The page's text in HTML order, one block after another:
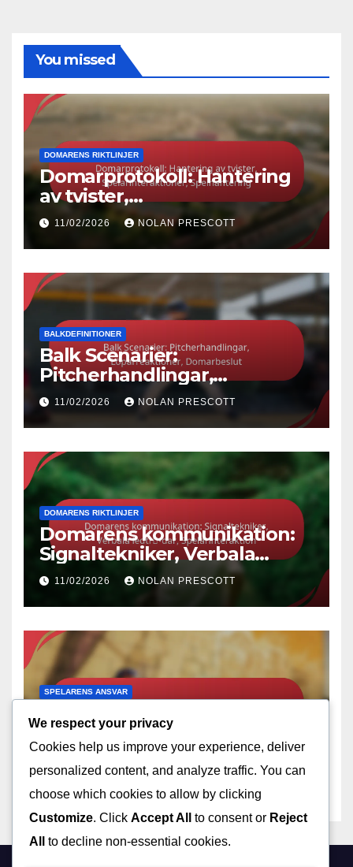
You missed
DOMARENS RIKTLINJER
Domarprotokoll: Hantering
av tvister,
Spelarinteraktioner,
Spelhantering
11/02/2026 NOLAN PRESCOTT
BALKDEFINITIONER
Balk Scenarier:
Pitcherhandlingar,
Löparreaktioner,
Domarbeslut
11/02/2026 NOLAN PRESCOTT
DOMARENS RIKTLINJER
Domarens kommunikation:
Signaltekniker, Verbala
ledtrådar, Spelarinteraktion
11/02/2026 NOLAN PRESCOTT
SPELARENS ANSVAR
Domarens ansvar:
Spelövervakning,
Regelverkställande,
Spelarsäkerhet
We respect your privacy
Cookies help us improve your experience, deliver
personalized content, and analyze traffic. You can
choose which cookies to allow by clicking
Customize. Click Accept All to consent or Reject
All
to decline non-essential cookies.